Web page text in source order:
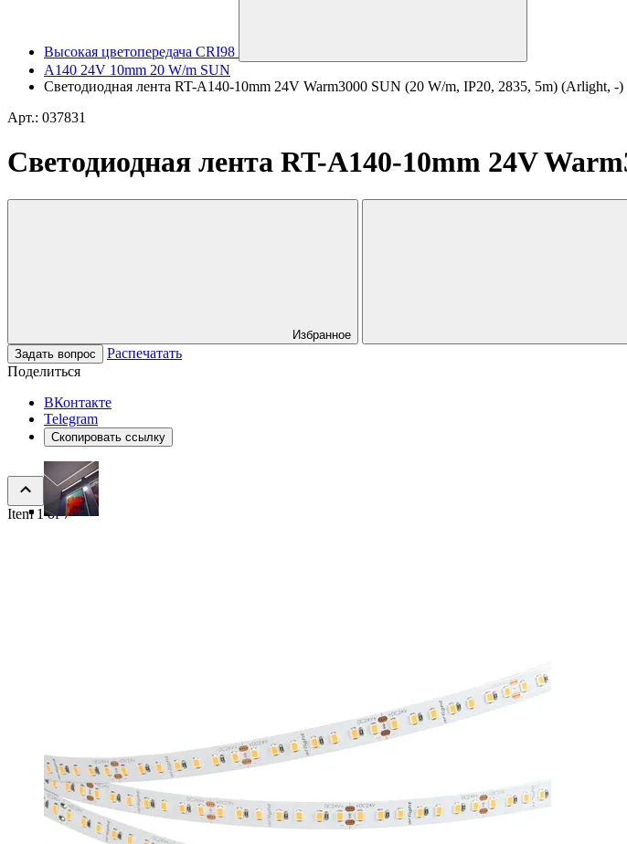
Высокая цветопередача CRI98
A140 24V 10mm 20 W/m SUN
Светодиодная лента RT-A140-10mm 24V Warm3000 SUN (20 W/m, IP20, 2835, 5m) (Arlight, -)
Арт.: 037831
Светодиодная лента RT-A140-10mm 24V
Избранное
Задать вопрос
Распечатать
Поделиться
ВКонтакте
Telegram
Скопировать ссылку
Item 1 of 7